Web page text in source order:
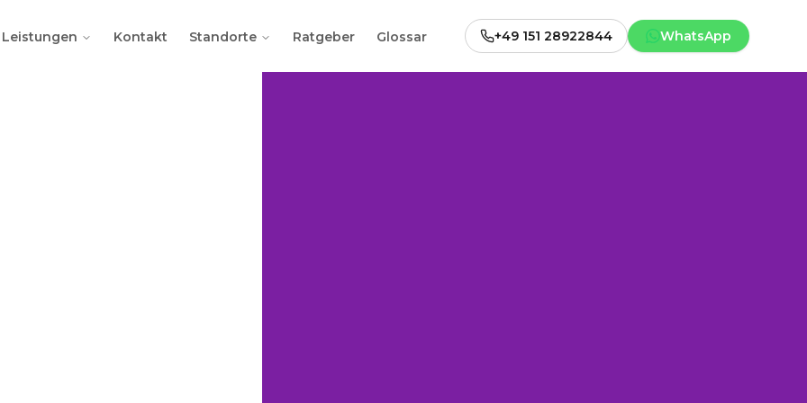
Leistungen Kontakt Standorte Ratgeber Glossar +49 151 28922844 WhatsApp